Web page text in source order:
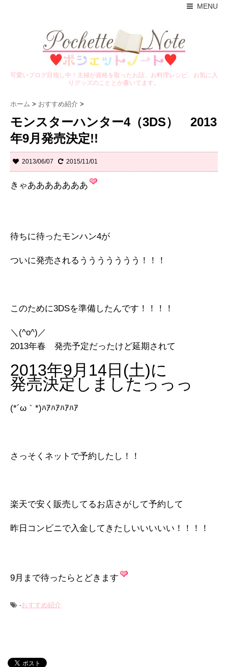
MENU
可愛いブログ目指し中！主婦が資格を取ったお話、お料理レシピ、お気に入
りグッズのこととか書いてます。
ホーム > おすすめ紹介 >
モンスターハンター4（3DS） 2013
年9月発売決定!!
2013/06/07 2015/11/01
きゃあああああああ
待ちに待ったモンハン4が
ついに発売されるううううううう！！！
このために3DSを準備したんです！！！！
＼(^o^)／
2013年春 発売予定だったけど延期されて
2013年9月14日(土)に
発売決定しましたっっっ
(*´ω｀*)ﾊｱﾊｱﾊｱﾊｱ
さっそくネットで予約したし！！
楽天で安く販売してるお店さがして予約して
昨日コンビニで入金してきたしいいいいい！！！！
9月まで待ったらとどきます
-おすすめ紹介